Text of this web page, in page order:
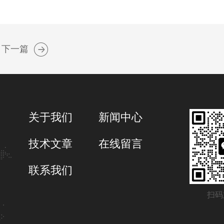
下一篇
扫
关于我们 新闻中心
技术文章 在线留言
联系我们